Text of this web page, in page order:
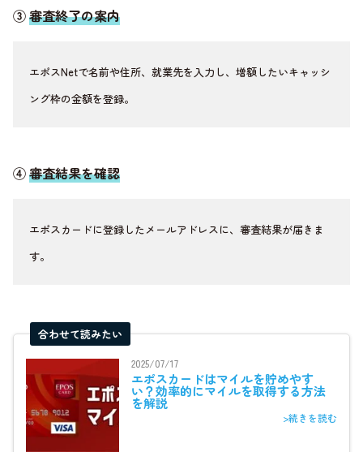
③審査終了の案内
エポスNetで名前や住所、就業先を入力し、増額したいキャッシ
ング枠の金額を登録。
④審査結果を確認
エポスカードに登録したメールアドレスに、審査結果が届きま
す。
合わせて読みたい
2025/07/17
エポスカードはマイルを貯めやす
い？効率的にマイルを取得する方法
を解説
>続きを読む